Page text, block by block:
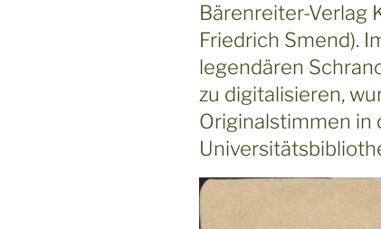
Bärenreiter-Verlag
Friedrich Smend).
legendären
zu digitalisieren,
Originalstimmen in